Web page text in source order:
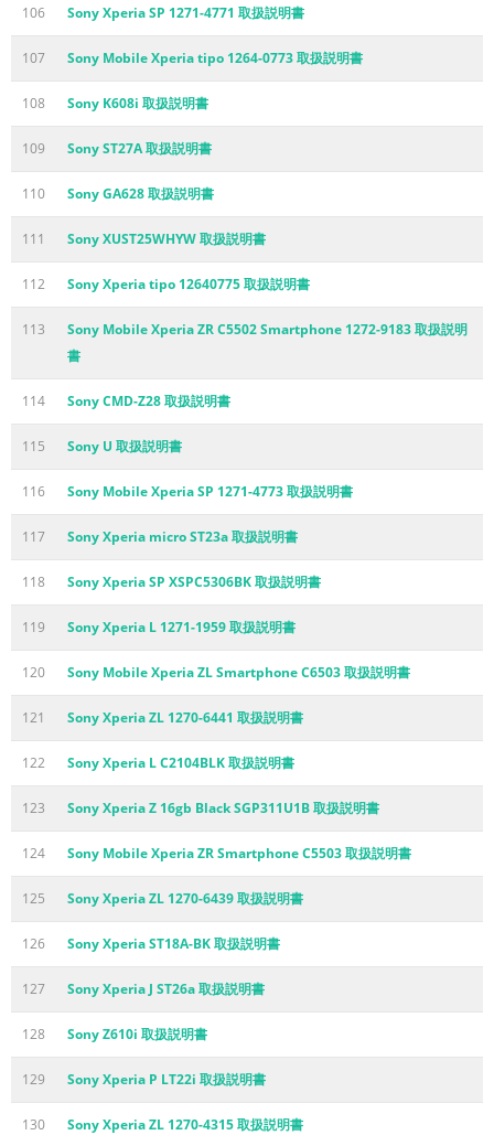
106 Sony Xperia SP 1271-4771 取扱説明書
107 Sony Mobile Xperia tipo 1264-0773 取扱説明書
108 Sony K608i 取扱説明書
109 Sony ST27A 取扱説明書
110 Sony GA628 取扱説明書
111 Sony XUST25WHYW 取扱説明書
112 Sony Xperia tipo 12640775 取扱説明書
113
Sony Mobile Xperia ZR C5502 Smartphone 1272-9183 取扱説明
書
114 Sony CMD-Z28 取扱説明書
115 Sony U 取扱説明書
116 Sony Mobile Xperia SP 1271-4773 取扱説明書
117 Sony Xperia micro ST23a 取扱説明書
118 Sony Xperia SP XSPC5306BK 取扱説明書
119 Sony Xperia L 1271-1959 取扱説明書
120 Sony Mobile Xperia ZL Smartphone C6503 取扱説明書
121 Sony Xperia ZL 1270-6441 取扱説明書
122 Sony Xperia L C2104BLK 取扱説明書
123 Sony Xperia Z 16gb Black SGP311U1B 取扱説明書
124 Sony Mobile Xperia ZR Smartphone C5503 取扱説明書
125 Sony Xperia ZL 1270-6439 取扱説明書
126 Sony Xperia ST18A-BK 取扱説明書
127 Sony Xperia J ST26a 取扱説明書
128 Sony Z610i 取扱説明書
129 Sony Xperia P LT22i 取扱説明書
130 Sony Xperia ZL 1270-4315 取扱説明書